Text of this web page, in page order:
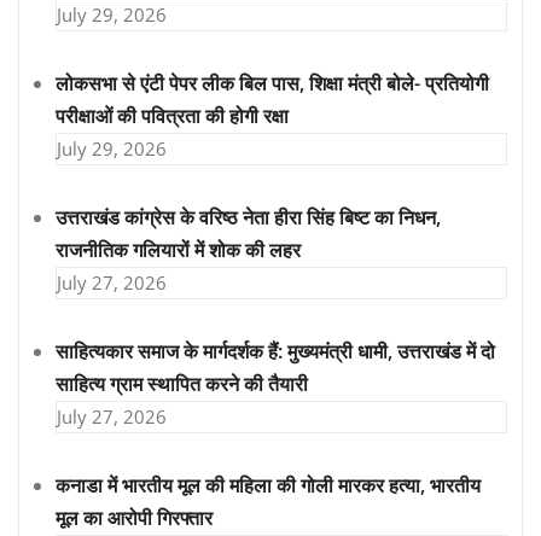
July 29, 2026
लोकसभा से एंटी पेपर लीक बिल पास, शिक्षा मंत्री बोले- प्रतियोगी
परीक्षाओं की पवित्रता की होगी रक्षा
July 29, 2026
उत्तराखंड कांग्रेस के वरिष्ठ नेता हीरा सिंह बिष्ट का निधन,
राजनीतिक गलियारों में शोक की लहर
July 27, 2026
साहित्यकार समाज के मार्गदर्शक हैं: मुख्यमंत्री धामी, उत्तराखंड में दो
साहित्य ग्राम स्थापित करने की तैयारी
July 27, 2026
कनाडा में भारतीय मूल की महिला की गोली मारकर हत्या, भारतीय
मूल का आरोपी गिरफ्तार